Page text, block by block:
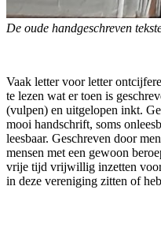
De oude handgeschreven
Vaak letter voor letter
te lezen wat er toen is
(vulpen) en uitgelopen inkt.
mooi handschrift, soms
leesbaar. Geschreven door
mensen met een gewoon
vrije tijd vrijwillig inzetten
in deze vereniging zitten of